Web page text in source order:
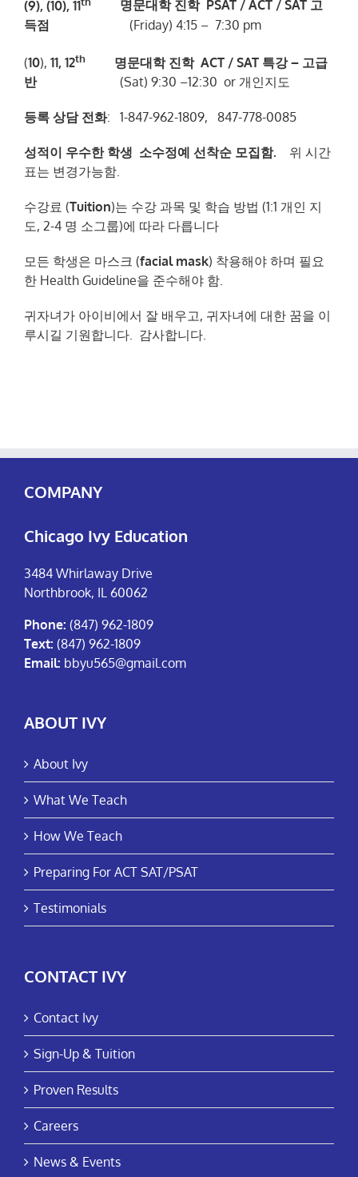
(9), (10), 11 명문대학 진학 PSAT / ACT / SAT 고
득점
(Friday) 4:15 – 7:30 pm
(10), 11, 12th 명문대학 진학 ACT / SAT 특강 – 고급
반
(Sat) 9:30 –12:30 or 개인지도
등록 상담 전화: 1-847-962-1809, 847-778-0085
성적이 우수한 학생 소수정예 선착순 모집함. 위 시간
표는 변경가능함.
수강료 (Tuition)는 수강 과목 및 학습 방법 (1:1 개인 지
도, 2-4 명 소그룹)에 따라 다릅니다
모든 학생은 마스크 (facial mask) 착용해야 하며 필요
한 Health Guideline을 준수해야 함.
귀자녀가 아이비에서 잘 배우고, 귀자녀에 대한 꿈을 이
루시길 기원합니다. 감사합니다.
COMPANY
Chicago Ivy Education
3484 Whirlaway Drive
Northbrook, IL 60062
Phone: (847) 962-1809
Text: (847) 962-1809
Email: bbyu565@gmail.com
ABOUT IVY
About Ivy
What We Teach
How We Teach
Preparing For ACT SAT/PSAT
Testimonials
CONTACT IVY
Contact Ivy
Sign-Up & Tuition
Proven Results
Careers
News & Events